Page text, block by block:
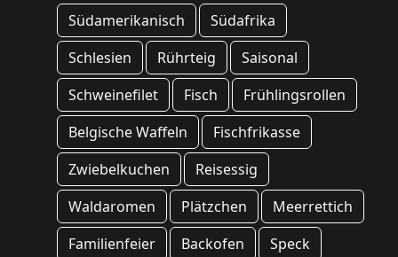
Südamerikanisch
Südafrika
Schlesien
Rührteig
Saisonal
Schweinefilet
Fisch
Frühlingsrollen
Belgische Waffeln
Fischfrikasse
Zwiebelkuchen
Reisessig
Waldaromen
Plätzchen
Meerrettich
Familienfeier
Backofen Speck